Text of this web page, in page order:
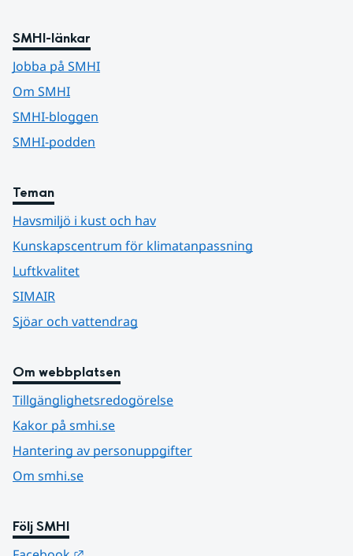
SMHI-länkar
Jobba på SMHI
Om SMHI
SMHI-bloggen
SMHI-podden
Teman
Havsmiljö i kust och hav
Kunskapscentrum för klimatanpassning
Luftkvalitet
SIMAIR
Sjöar och vattendrag
Om webbplatsen
Tillgänglighetsredogörelse
Kakor på smhi.se
Hantering av personuppgifter
Om smhi.se
Följ SMHI